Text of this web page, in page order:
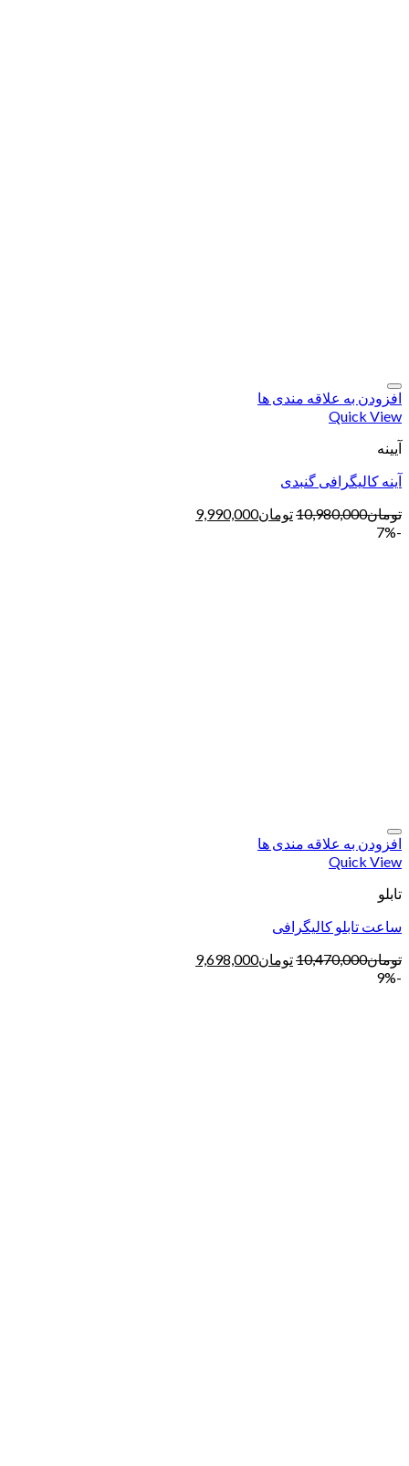
افزودن به علاقه مندی ها
Quick View
آیینه
آینه کالیگرافی گنبدی
تومان10,980,000تومان9,990,000
-7%
افزودن به علاقه مندی ها
Quick View
تابلو
ساعت تابلو کالیگرافی
تومان10,470,000تومان9,698,000
-9%